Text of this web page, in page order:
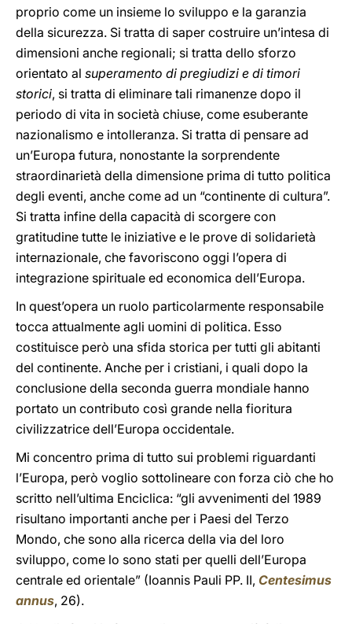
proprio come un insieme lo sviluppo e la garanzia
della sicurezza. Si tratta di saper costruire un’intesa di
dimensioni anche regionali; si tratta dello sforzo
orientato al superamento di pregiudizi e di timori
storici, si tratta di eliminare tali rimanenze dopo il
periodo di vita in società chiuse, come esuberante
nazionalismo e intolleranza. Si tratta di pensare ad
un’Europa futura, nonostante la sorprendente
straordinarietà della dimensione prima di tutto politica
degli eventi, anche come ad un “continente di cultura”.
Si tratta infine della capacità di scorgere con
gratitudine tutte le iniziative e le prove di solidarietà
internazionale, che favoriscono oggi l’opera di
integrazione spirituale ed economica dell’Europa.
In quest’opera un ruolo particolarmente responsabile
tocca attualmente agli uomini di politica. Esso
costituisce però una sfida storica per tutti gli abitanti
del continente. Anche per i cristiani, i quali dopo la
conclusione della seconda guerra mondiale hanno
portato un contributo così grande nella fioritura
civilizzatrice dell’Europa occidentale.
Mi concentro prima di tutto sui problemi riguardanti
l’Europa, però voglio sottolineare con forza ciò che ho
scritto nell’ultima Enciclica: “gli avvenimenti del 1989
risultano importanti anche per i Paesi del Terzo
Mondo, che sono alla ricerca della via del loro
sviluppo, come lo sono stati per quelli dell’Europa
centrale ed orientale” (Ioannis Pauli PP. II, Centesimus
annus, 26).